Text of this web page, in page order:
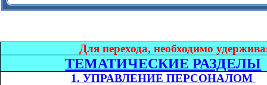
Для перехода, необходимо
ТЕМАТИЧЕСКИЕ РАЗДЕЛЫ
1. УПРАВЛЕНИЕ ПЕРСОНАЛОМ​​